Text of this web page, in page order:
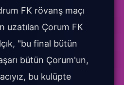
FK rövanş maçı
uzatılan Çorum FK
"bu final bütün
bütün Çorum'un,
bu kulüpte